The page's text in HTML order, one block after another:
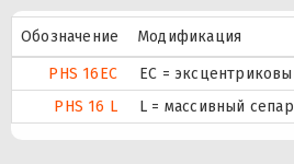
Обозначение
Модификация
PHS 16EC
ЕС =
PHS 16 L
L = массивный